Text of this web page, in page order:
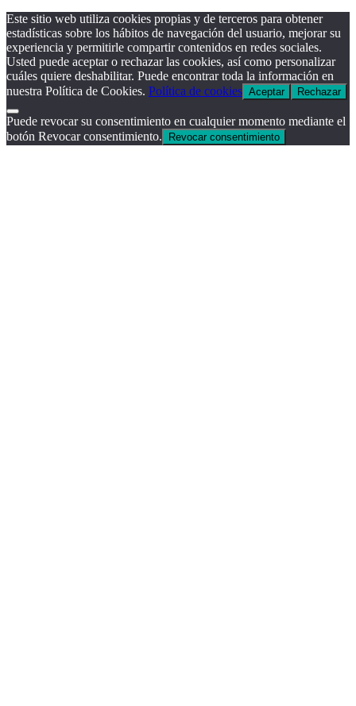
Este sitio web utiliza cookies propias y de terceros para obtener
estadísticas sobre los hábitos de navegación del usuario, mejorar su
experiencia y permitirle compartir contenidos en redes sociales.
Usted puede aceptar o rechazar las cookies, así como personalizar
cuáles quiere deshabilitar. Puede encontrar toda la información en
nuestra Política de Cookies. Política de cookies Aceptar Rechazar
Puede revocar su consentimiento en cualquier momento mediante el
botón Revocar consentimiento.
Revocar consentimiento